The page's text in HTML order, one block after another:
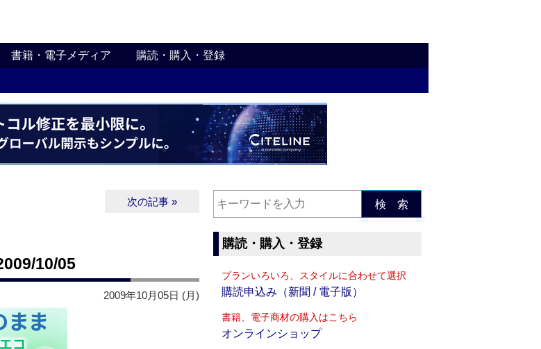
書籍・電子メディア 購読・購入・登録
次の記事 »
10/05
2009年10月05日 (月)
検 索
購読・購入・登録
プランいろいろ、スタイルに合わせて選択
購読申込み（新聞 / 電子版）
書籍、電子商材の購入はこちら
オンラインショップ